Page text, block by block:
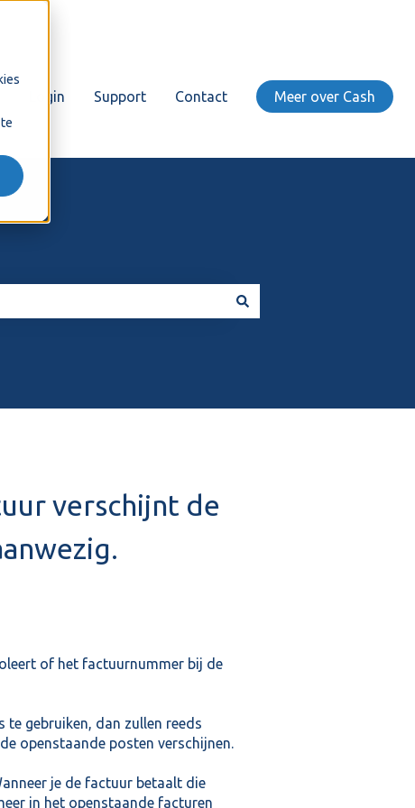
Login Support Contact Meer over Cash
verschijnt de
of het factuurnummer bij de
gebruiken, dan zullen reeds
openstaande posten verschijnen.
je de factuur betaalt die
in het openstaande facturen